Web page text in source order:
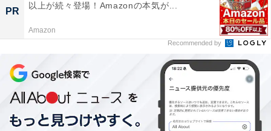
PR
以上が続々登場！Amazonの本気が...
Amazon
Recommended by